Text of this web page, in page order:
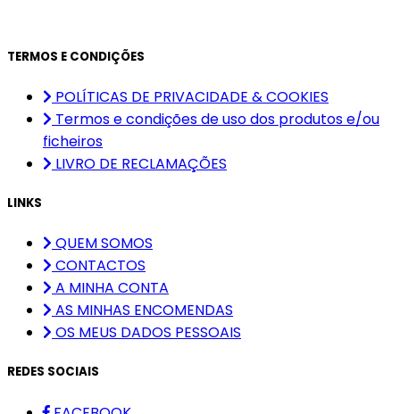
TERMOS E CONDIÇÕES
POLÍTICAS DE PRIVACIDADE & COOKIES
Termos e condições de uso dos produtos e/ou
ficheiros
LIVRO DE RECLAMAÇÕES
LINKS
QUEM SOMOS
CONTACTOS
A MINHA CONTA
AS MINHAS ENCOMENDAS
OS MEUS DADOS PESSOAIS
REDES SOCIAIS